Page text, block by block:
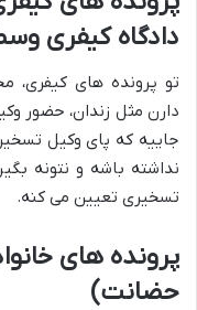
دادگاه کیفری
تو پرونده های کیفری،
دارن مثل زندان، حضور
جاییه که پای وکیل
نداشته باشه و نتونه
تسخیری تعیین می کنه.
پرونده های
حضانت)